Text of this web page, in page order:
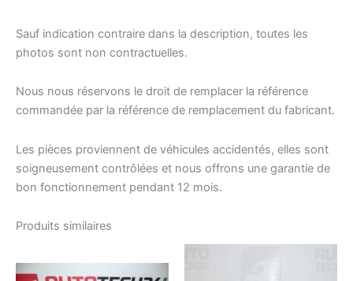
Sauf indication contraire dans la description, toutes les
photos sont non contractuelles.
Nous nous réservons le droit de remplacer la référence
commandée par la référence de remplacement du fabricant.
Les pièces proviennent de véhicules accidentés, elles sont
soigneusement contrôlées et nous offrons une garantie de
bon fonctionnement pendant 12 mois.
Produits similaires